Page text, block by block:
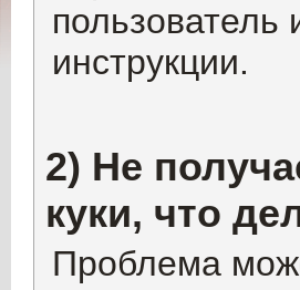
пользователь
инструкции.
2) Не
куки, что
Проблема